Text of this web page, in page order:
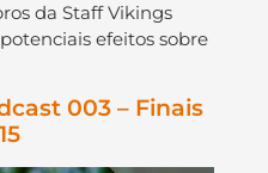
da Staff Vikings
efeitos sobre
003 – Finais